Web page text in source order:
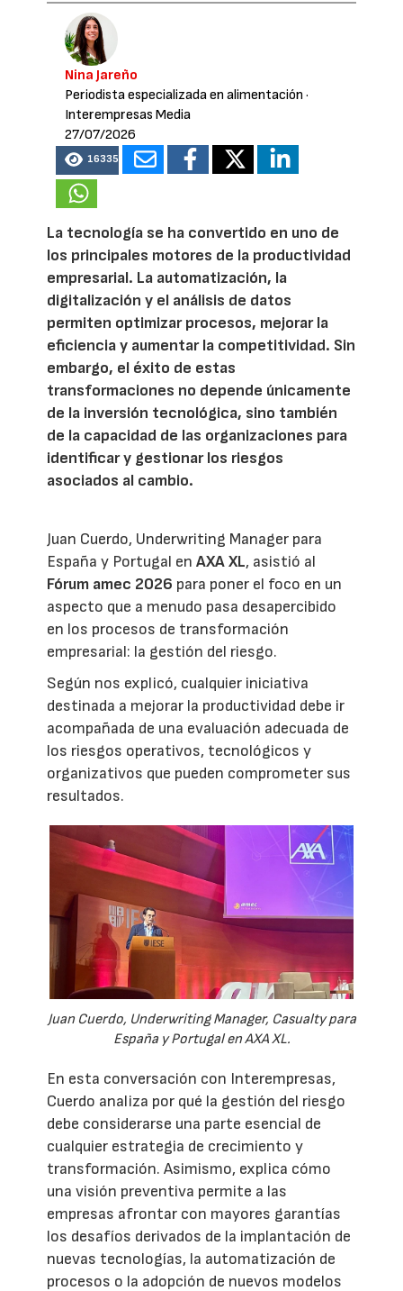
Nina Jareño
Periodista especializada en alimentación ·
Interempresas Media
27/07/2026
16335
La tecnología se ha convertido en uno de
los principales motores de la productividad
empresarial. La automatización, la
digitalización y el análisis de datos
permiten optimizar procesos, mejorar la
eficiencia y aumentar la competitividad. Sin
embargo, el éxito de estas
transformaciones no depende únicamente
de la inversión tecnológica, sino también
de la capacidad de las organizaciones para
identificar y gestionar los riesgos
asociados al cambio.
Juan Cuerdo, Underwriting Manager para
España y Portugal enAXA XL, asistió al
Fórum amec 2026 para poner el foco en un
aspecto que a menudo pasa desapercibido
en los procesos de transformación
empresarial: la gestión del riesgo.
Según nos explicó, cualquier iniciativa
destinada a mejorar la productividad debe ir
acompañada de una evaluación adecuada de
los riesgos operativos, tecnológicos y
organizativos que pueden comprometer sus
resultados.
Juan Cuerdo, Underwriting Manager, Casualty para
España y Portugal en AXA XL.
En esta conversación con Interempresas,
Cuerdo analiza por qué la gestión del riesgo
debe considerarse una parte esencial de
cualquier estrategia de crecimiento y
transformación. Asimismo, explica cómo
una visión preventiva permite a las
empresas afrontar con mayores garantías
los desafíos derivados de la implantación de
nuevas tecnologías, la automatización de
procesos o la adopción de nuevos modelos